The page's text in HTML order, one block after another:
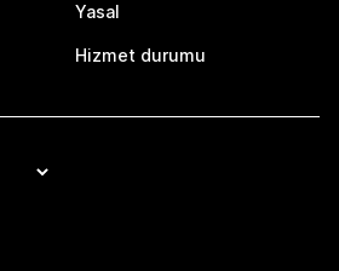
Yasal
Hizmet durumu